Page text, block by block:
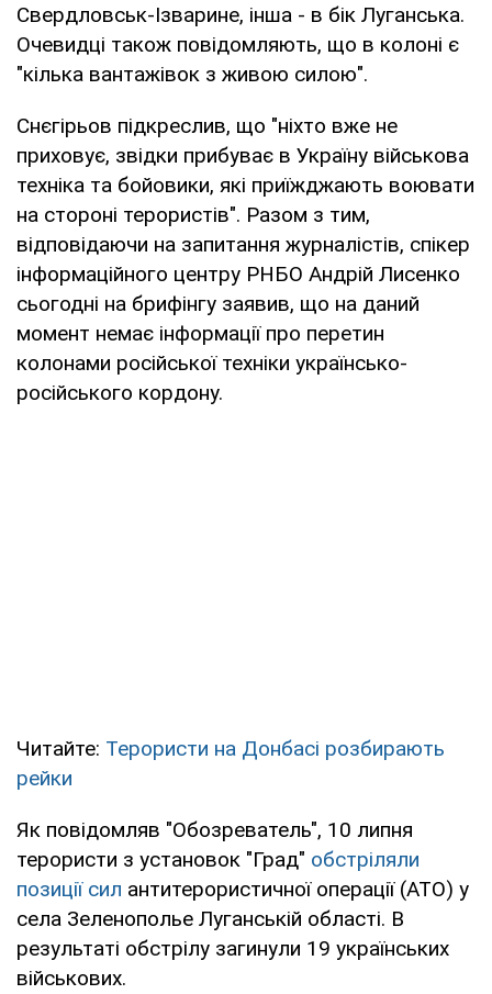
Свердловськ-Ізварине, інша - в бік Луганська.
Очевидці також повідомляють, що в колоні є
"кілька вантажівок з живою силою".
Снєгірьов підкреслив, що "ніхто вже не
приховує, звідки прибуває в Україну військова
техніка та бойовики, які приїжджають воювати
на стороні терористів". Разом з тим,
відповідаючи на запитання журналістів, спікер
інформаційного центру РНБО Андрій Лисенко
сьогодні на брифінгу заявив, що на даний
момент немає інформації про перетин
колонами російської техніки українсько-
російського кордону.
Читайте: Терористи на Донбасі розбирають
рейки
Як повідомляв "Обозреватель", 10 липня
терористи з установок "Град" обстріляли
позиції сил антитерористичної операції (АТО) у
села Зеленополье Луганській області. В
результаті обстрілу загинули 19 українських
військових.